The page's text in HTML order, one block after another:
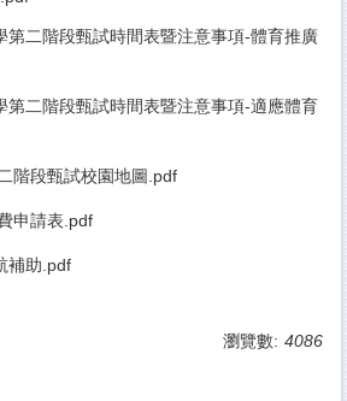
第二階段甄試時間表暨注意事項-體育推廣
第二階段甄試時間表暨注意事項-適應體育
階段甄試校園地圖.pdf
申請表.pdf
補助.pdf
瀏覽數: 4086